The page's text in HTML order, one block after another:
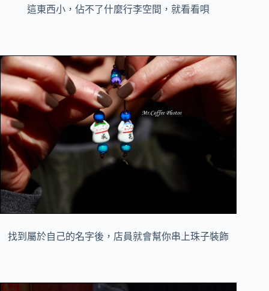
這東西小，佔不了什麼行李空間，就看看唄
找到屬於自己的名字後，店員就會幫你串上珠子裝飾